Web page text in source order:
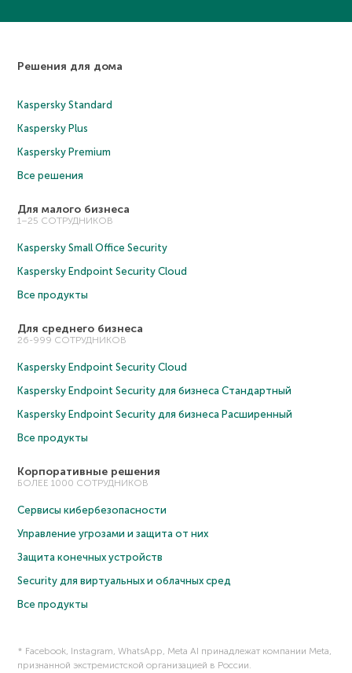
Решения для дома
Kaspersky Standard
Kaspersky Plus
Kaspersky Premium
Все решения
Для малого бизнеса
1–25 СОТРУДНИКОВ
Kaspersky Small Office Security
Kaspersky Endpoint Security Cloud
Все продукты
Для среднего бизнеса
26-999 СОТРУДНИКОВ
Kaspersky Endpoint Security Cloud
Kaspersky Endpoint Security для бизнеса Cтандартный
Kaspersky Endpoint Security для бизнеса Расширенный
Все продукты
Корпоративные решения
БОЛЕЕ 1000 СОТРУДНИКОВ
Сервисы кибербезопасности
Управление угрозами и защита от них
Защита конечных устройств
Security для виртуальных и облачных сред
Все продукты
* Facebook, Instagram, WhatsApp, Meta AI принадлежат компании Meta,
признанной экстремистской организацией в России.